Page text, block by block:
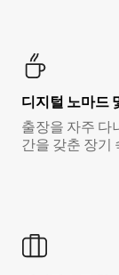
디지털 노마드
출장을 자주 다
간을 갖춘 장기